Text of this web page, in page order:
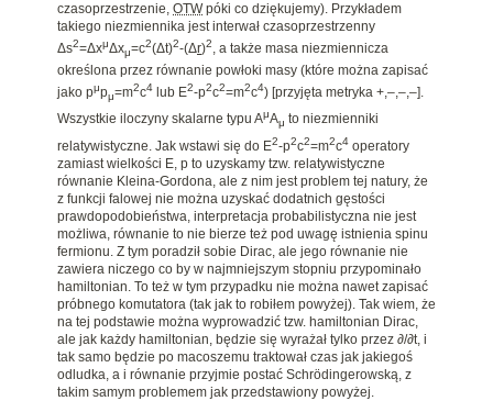
czasoprzestrzenie, OTWpóki co dziękujemy). Przykładem
takiego niezmiennika jest interwał czasoprzestrzenny
Δs2=ΔxμΔxμ=c2(Δt)2-(Δr)2 , a także masa niezmiennicza
określona przez równanie powłoki masy (które można zapisać
jako pμpμ=m2c4 lub E2-p2c2=m2c4) [przyjęta metryka +,–,–,–].
Wszystkie iloczyny skalarne typu AμAμ to niezmienniki
relatywistyczne. Jak wstawi się do E2-p2c2=m2c4 operatory
zamiast wielkości E, p to uzyskamy tzw. relatywistyczne
równanie Kleina-Gordona, ale z nim jest problem tej natury, że
z funkcji falowej nie można uzyskać dodatnich gęstości
prawdopodobieństwa, interpretacja probabilistyczna nie jest
możliwa, równanie to nie bierze też pod uwagę istnienia spinu
fermionu. Z tym poradził sobie Dirac, ale jego równanie nie
zawiera niczego co by w najmniejszym stopniu przypominało
hamiltonian. To też w tym przypadku nie można nawet zapisać
próbnego komutatora (tak jak to robiłem powyżej). Tak wiem, że
na tej podstawie można wyprowadzić tzw. hamiltonian Dirac,
ale jak każdy hamiltonian, będzie się wyrażał tylko przez ∂/∂t, i
tak samo będzie po macoszemu traktował czas jak jakiegoś
odludka, a i równanie przyjmie postać Schrödingerowską, z
takim samym problemem jak przedstawiony powyżej.